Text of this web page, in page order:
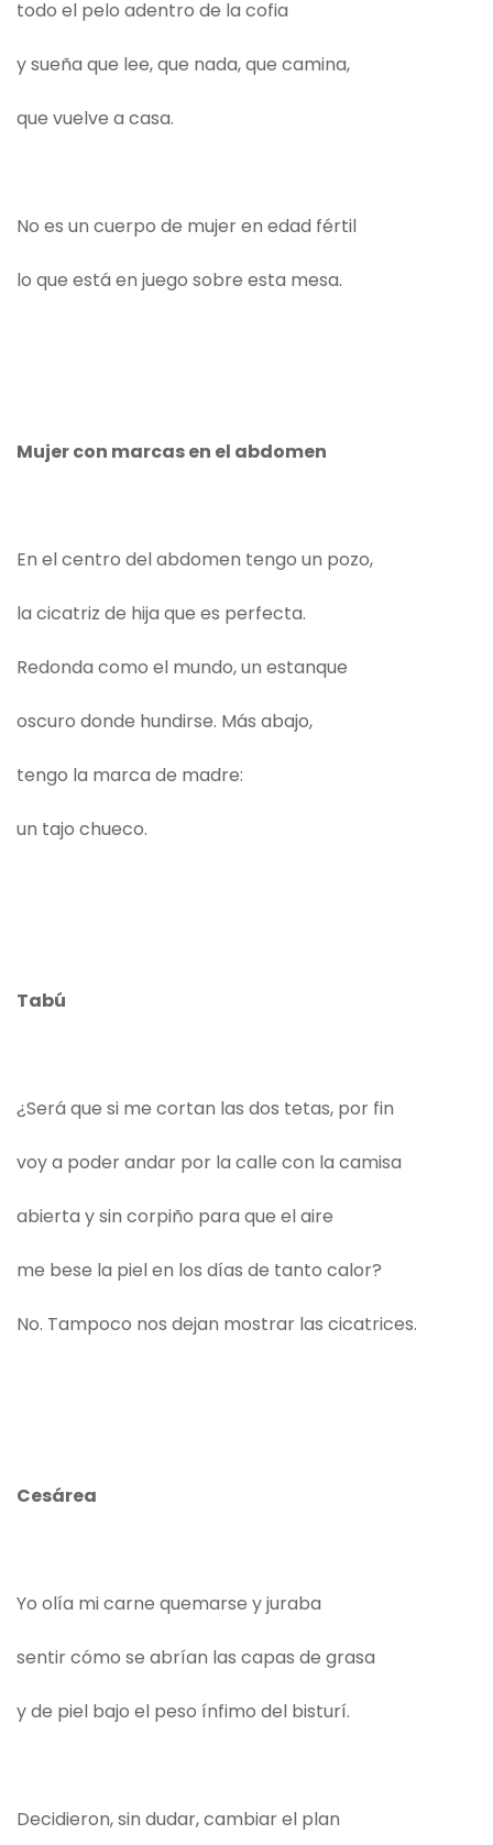
todo el pelo adentro de la cofia
y sueña que lee, que nada, que camina,
que vuelve a casa.
No es un cuerpo de mujer en edad fértil
lo que está en juego sobre esta mesa.
Mujer con marcas en el abdomen
En el centro del abdomen tengo un pozo,
la cicatriz de hija que es perfecta.
Redonda como el mundo, un estanque
oscuro donde hundirse. Más abajo,
tengo la marca de madre:
un tajo chueco.
Tabú
¿Será que si me cortan las dos tetas, por fin
voy a poder andar por la calle con la camisa
abierta y sin corpiño para que el aire
me bese la piel en los días de tanto calor?
No. Tampoco nos dejan mostrar las cicatrices.
Cesárea
Yo olía mi carne quemarse y juraba
sentir cómo se abrían las capas de grasa
y de piel bajo el peso ínfimo del bisturí.
Decidieron, sin dudar, cambiar el plan